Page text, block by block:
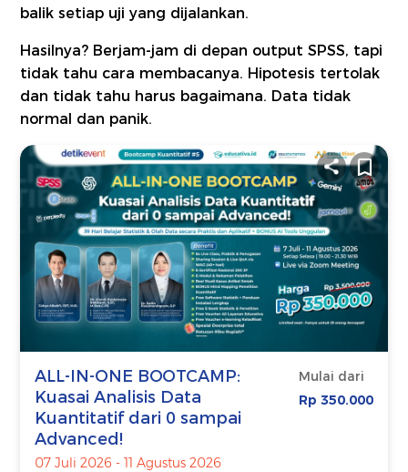
balik setiap uji yang dijalankan.
Hasilnya? Berjam-jam di depan output SPSS, tapi
tidak tahu cara membacanya. Hipotesis tertolak
dan tidak tahu harus bagaimana. Data tidak
normal dan panik.
ALL-IN-ONE BOOTCAMP:
Kuasai Analisis Data
Kuantitatif dari 0 sampai
Advanced!
07 Juli 2026 - 11 Agustus 2026
Mulai dari
Rp 350.000